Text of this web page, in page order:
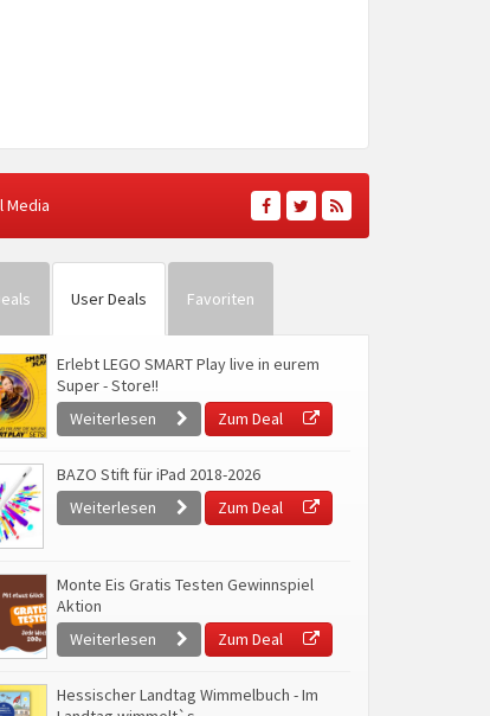
Media
User Deals Favoriten
Erlebt LEGO SMART Play live in eurem
Super - Store!!
Weiterlesen
Zum Deal
BAZO Stift für iPad 2018-2026
Weiterlesen
Zum Deal
Monte Eis Gratis Testen Gewinnspiel
Aktion
Weiterlesen
Zum Deal
Hessischer Landtag Wimmelbuch - Im